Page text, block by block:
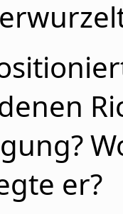
er?